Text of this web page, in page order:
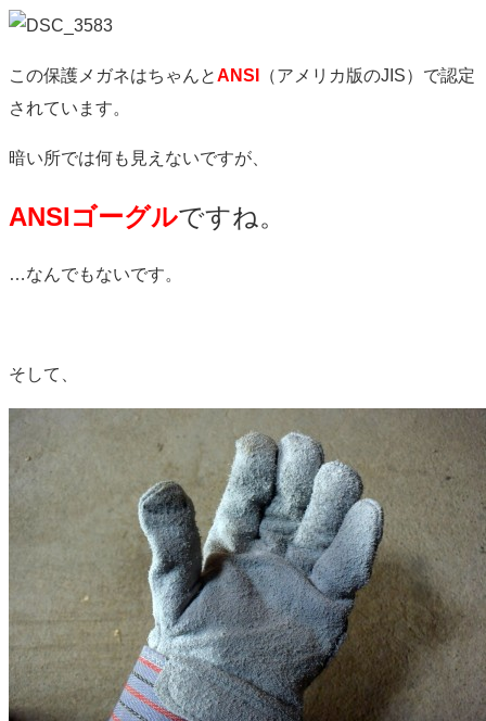
この保護メガネはちゃんとANSI
（アメリカ版のJIS）で認定
されています。
暗い所では何も見えないですが、
ANSIゴーグルですね。
…なんでもないです。
そして、